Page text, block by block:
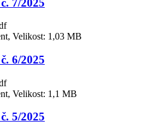
Velikost: 1,03 MB
6/2025
Velikost: 1,1 MB
5/2025